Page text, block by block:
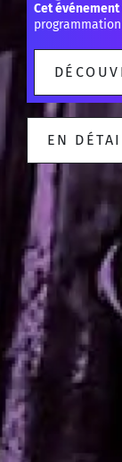
Cet
EN